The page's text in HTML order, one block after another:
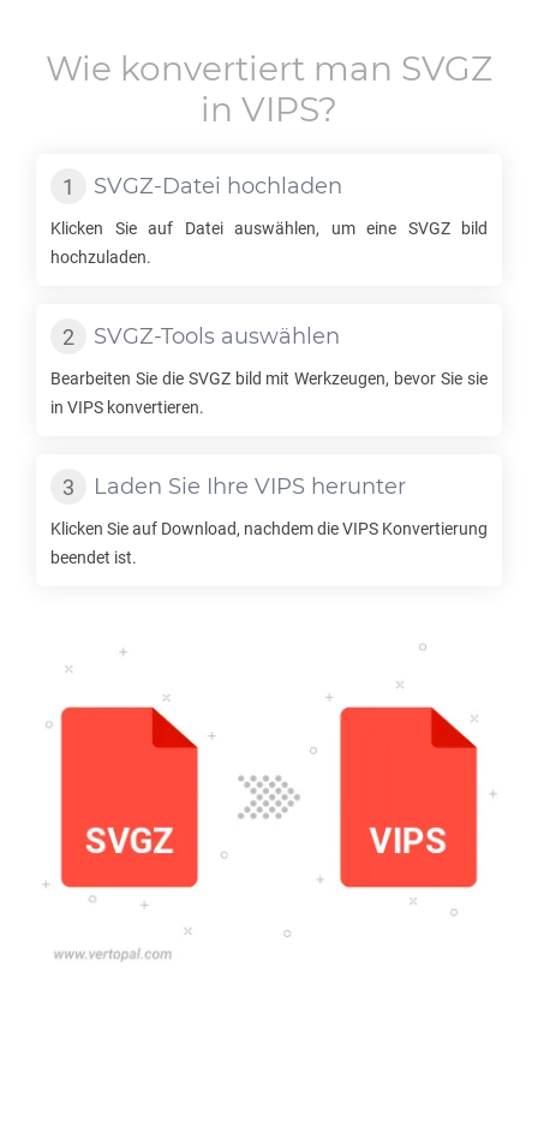
Wie konvertiert man SVGZ
in VIPS?
SVGZ-Datei hochladen
Klicken Sie auf Datei auswählen, um eine SVGZbild
hochzuladen.
SVGZ-Tools auswählen
Bearbeiten Sie die SVGZbild mit Werkzeugen, bevor Sie sie
in VIPS konvertieren.
Laden Sie Ihre VIPS herunter
Klicken Sie auf Download, nachdem dieVIPS Konvertierung
beendet ist.